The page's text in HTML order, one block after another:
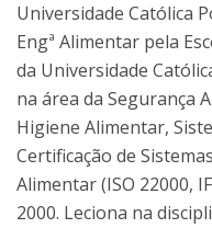
Universidade Católica
Engª Alimentar pela
da Universidade
na área da Segurança
Higiene Alimentar,
Certificação de
Alimentar (ISO 22000,
2000. Leciona na